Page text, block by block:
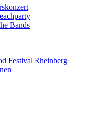
Bands
Festival Rheinberg